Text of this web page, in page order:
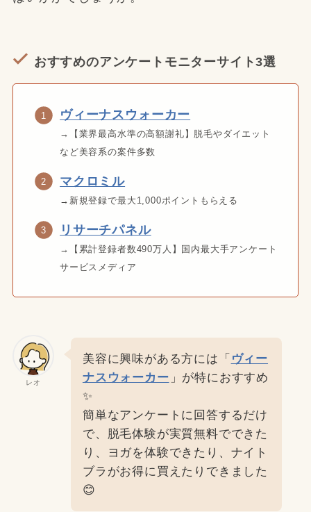
おすすめのアンケートモニターサイト3選
ヴィーナスウォーカー
→【業界最高水準の高額謝礼】脱毛やダイエット
など美容系の案件多数
マクロミル
→新規登録で最大1,000ポイントもらえる
リサーチパネル
→【累計登録者数490万人】国内最大手アンケート
サービスメディア
レオ
美容に興味がある方には「 ヴィー
ナスウォーカー 」が特におすすめ
✨
簡単なアンケートに回答するだけ
で、脱毛体験が実質無料でできた
り、ヨガを体験できたり、ナイト
ブラがお得に買えたりできました
😊